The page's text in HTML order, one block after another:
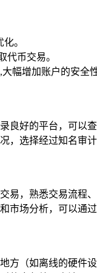
。
代币交易。
幅增加账户的安全性
良好的平台，可以
，选择经过知名审
，熟悉交易流程
市场分析，可以通
方（如离线的硬件